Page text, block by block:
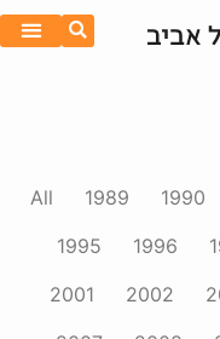
All 1989 1990
1995
1996
2001
2002